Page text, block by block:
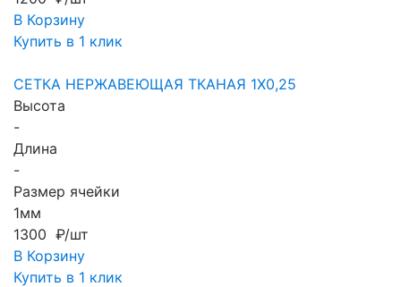
В Корзину
Купить в 1 клик
СЕТКА НЕРЖАВЕЮЩАЯ ТКАНАЯ 1X0,25
Высота
-
Длина
-
Размер ячейки
1мм
1300 ₽/шт
В Корзину
Купить в 1 клик